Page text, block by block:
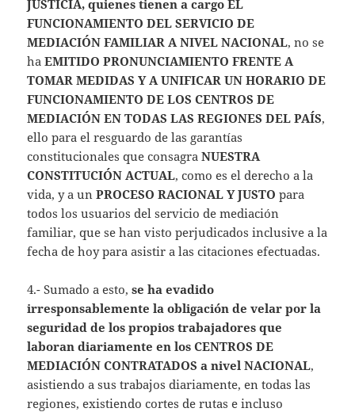
JUSTICIA, quienes tienen a cargo EL
FUNCIONAMIENTO DEL SERVICIO DE
MEDIACIÓN FAMILIAR A NIVEL NACIONAL, no se
ha EMITIDO PRONUNCIAMIENTO FRENTE A
TOMAR MEDIDAS Y A UNIFICAR UN HORARIO DE
FUNCIONAMIENTO DE LOS CENTROS DE
MEDIACIÓN EN TODAS LAS REGIONES DEL PAÍS,
ello para el resguardo de las garantías
constitucionales que consagraNUESTRA
CONSTITUCIÓN ACTUAL, como es el derecho a la
vida, y a unPROCESO RACIONAL Y JUSTO para
todos los usuarios del servicio de mediación
familiar, que se han visto perjudicados inclusive a la
fecha de hoy para asistir a las citaciones efectuadas.
4.- Sumado a esto,se ha evadido
irresponsablemente la obligación de velar por la
seguridad de los propios trabajadores que
laboran diariamente en los CENTROS DE
MEDIACIÓN CONTRATADOS a nivel NACIONAL,
asistiendo a sus trabajos diariamente, en todas las
regiones, existiendo cortes de rutas e incluso